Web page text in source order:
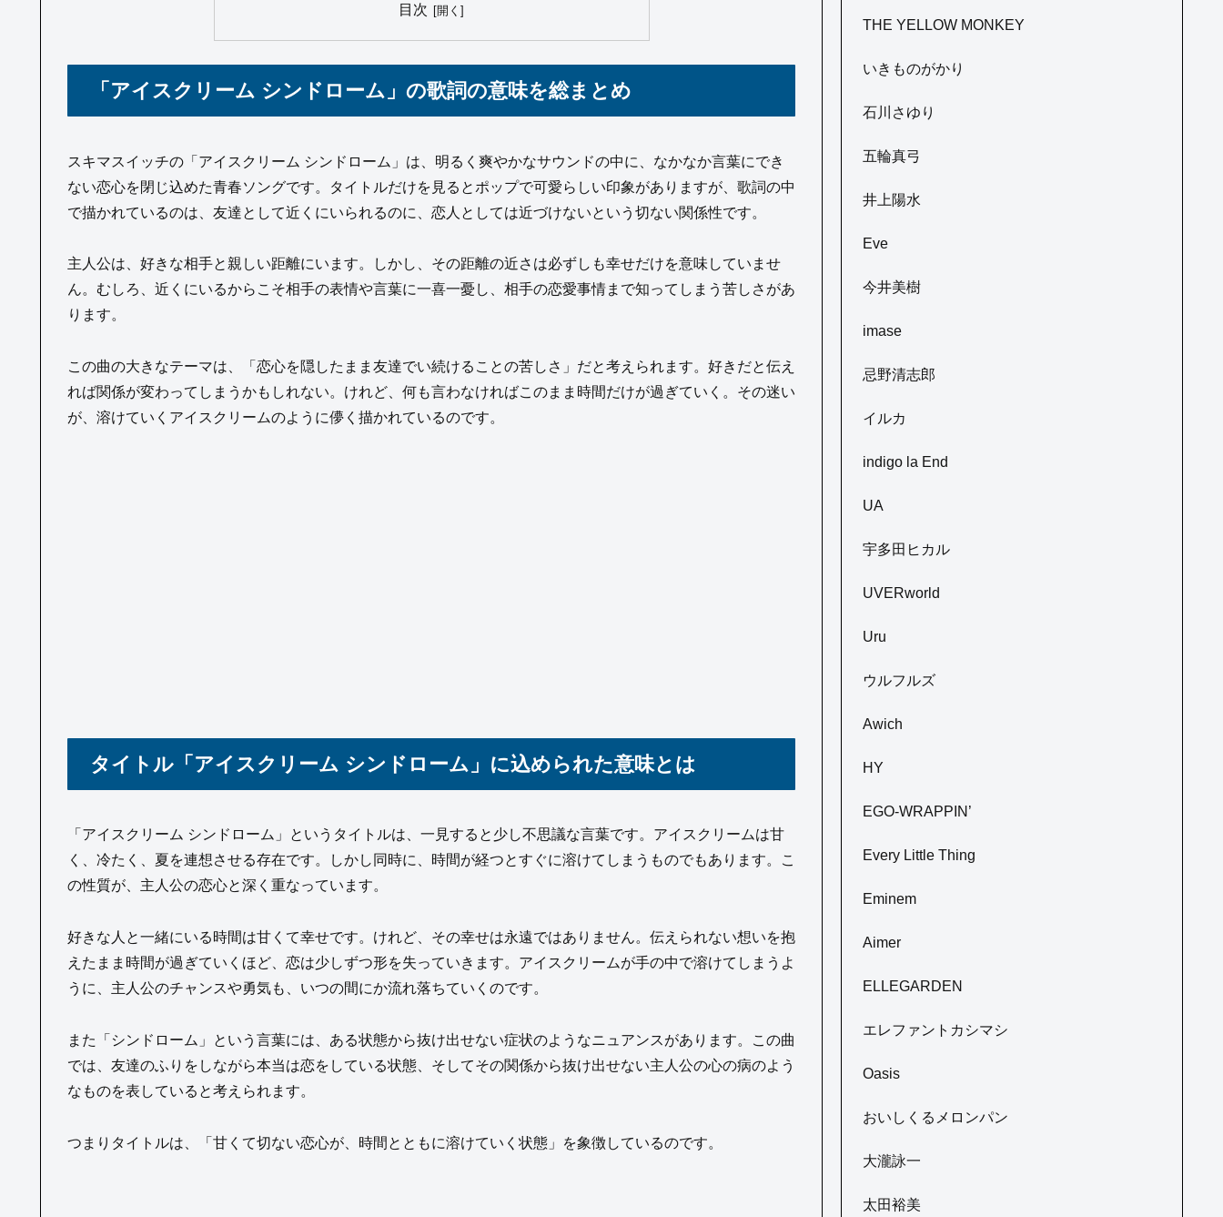
目次
「アイスクリーム シンドローム」の歌詞の意味を総まとめ
スキマスイッチの「アイスクリーム シンドローム」は、明るく爽やかなサウンドの中に、なかなか言葉にでき
ない恋心を閉じ込めた青春ソングです。タイトルだけを見るとポップで可愛らしい印象がありますが、歌詞の中
で描かれているのは、友達として近くにいられるのに、恋人としては近づけないという切ない関係性です。
主人公は、好きな相手と親しい距離にいます。しかし、その距離の近さは必ずしも幸せだけを意味していませ
ん。むしろ、近くにいるからこそ相手の表情や言葉に一喜一憂し、相手の恋愛事情まで知ってしまう苦しさがあ
ります。
この曲の大きなテーマは、「恋心を隠したまま友達でい続けることの苦しさ」だと考えられます。好きだと伝え
れば関係が変わってしまうかもしれない。けれど、何も言わなければこのまま時間だけが過ぎていく。その迷い
が、溶けていくアイスクリームのように儚く描かれているのです。
タイトル「アイスクリーム シンドローム」に込められた意味とは
「アイスクリーム シンドローム」というタイトルは、一見すると少し不思議な言葉です。アイスクリームは甘
く、冷たく、夏を連想させる存在です。しかし同時に、時間が経つとすぐに溶けてしまうものでもあります。こ
の性質が、主人公の恋心と深く重なっています。
好きな人と一緒にいる時間は甘くて幸せです。けれど、その幸せは永遠ではありません。伝えられない想いを抱
えたまま時間が過ぎていくほど、恋は少しずつ形を失っていきます。アイスクリームが手の中で溶けてしまうよ
うに、主人公のチャンスや勇気も、いつの間にか流れ落ちていくのです。
また「シンドローム」という言葉には、ある状態から抜け出せない症状のようなニュアンスがあります。この曲
では、友達のふりをしながら本当は恋をしている状態、そしてその関係から抜け出せない主人公の心の病のよう
なものを表していると考えられます。
つまりタイトルは、「甘くて切ない恋心が、時間とともに溶けていく状態」を象徴しているのです。
THE YELLOW MONKEY
いきものがかり
石川さゆり
五輪真弓
井上陽水
Eve
今井美樹
imase
忌野清志郎
イルカ
indigo la End
UA
宇多田ヒカル
UVERworld
Uru
ウルフルズ
Awich
HY
EGO-WRAPPIN’
Every Little Thing
Eminem
Aimer
ELLEGARDEN
エレファントカシマシ
Oasis
おいしくるメロンパン
大瀧詠一
太田裕美